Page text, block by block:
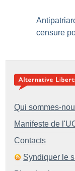
censure
Qui sommes-
Manifeste de
Contacts
Syndiquer le